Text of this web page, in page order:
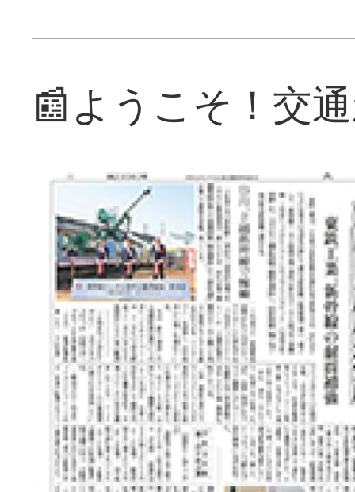
📰ようこそ！交